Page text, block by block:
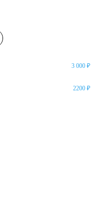
3 000 ₽
2200 ₽